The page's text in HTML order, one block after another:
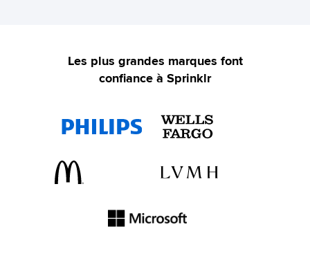
Les plus grandes marques font
confiance à Sprinklr